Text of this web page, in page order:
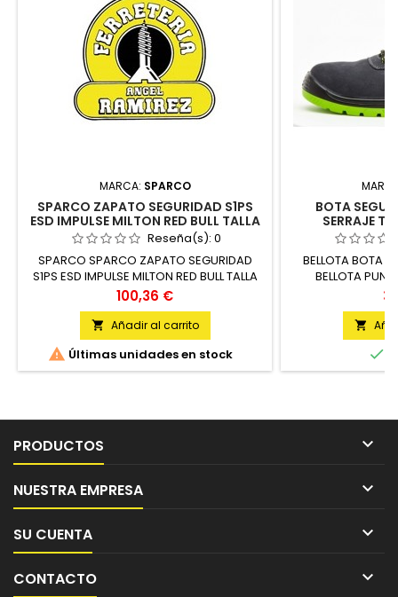
MARCA: SPARCO
SPARCO ZAPATO SEGURIDAD S1PS
ESD IMPULSE MILTON RED BULL TALLA
43 S UNIDAD
Reseña(s): 0
SPARCO SPARCO ZAPATO SEGURIDAD
S1PS ESD IMPULSE MILTON RED BULL TALLA
43 S UNIDAD
Precio
100,36 €
 Añadir al carrito
 Últimas unidades en stock
BOTA
SERRAJE
BELLOTA BOTA
BELLOTA
METALICA


PRODUCTOS 
NUESTRA EMPRESA 
SU CUENTA 
CONTACTO 